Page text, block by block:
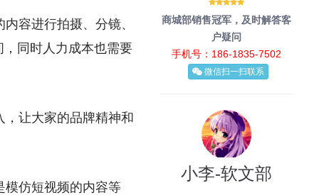
容进行拍摄、分镜、
同时人力成本也需要
让大家的品牌精神和
模仿短视频的内容等
商城部销售冠军，及时解答客
户疑问
手机号：186-1835-7502
微信扫一扫联系
小李-软文部